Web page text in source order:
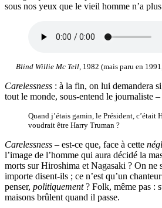
sous nos yeux que le vieil homme n’a
Blind Willie Mc Tell , 1982 (mais paru en
Carelessness : à la fin, on lui demandera
tout le monde, sous-entend le journaliste –
Quand j’étais gamin, le Président, c’était
voudrait être Harry Truman ?
Carelessness – est-ce que, face à cette
l’image de l’homme qui aura décidé la
morts sur Hiroshima et Nagasaki ? On ne
importe disent-ils ; ce n’est qu’un
penser, politiquement? Folk, même pas :
maisons brûlent quand il passe.